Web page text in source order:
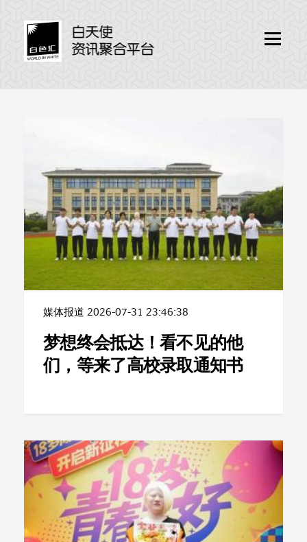
媒体报道 2026-07-31 23:46:38
梦想终会抵达！看不见的他
们，等来了高校录取通知书